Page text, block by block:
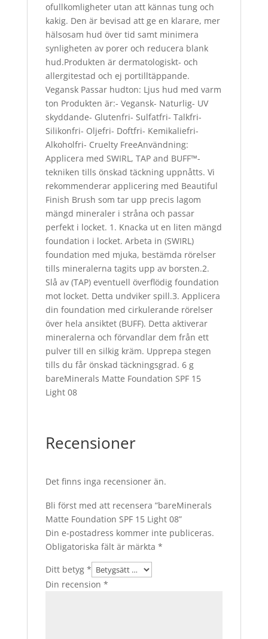
ofullkomligheter utan att kännas tung och
kakig. Den är bevisad att ge en klarare, mer
hälsosam hud över tid samt minimera
synligheten av porer och reducera blank
hud.Produkten är dermatologiskt- och
allergitestad och ej portilltäppande.
Vegansk Passar hudton: Ljus hud med varm
ton Produkten är:- Vegansk- Naturlig- UV
skyddande- Glutenfri- Sulfatfri- Talkfri-
Silikonfri- Oljefri- Doftfri- Kemikaliefri-
Alkoholfri- Cruelty FreeAnvändning:
Applicera med SWIRL, TAP and BUFF™-
tekniken tills önskad täckning uppnåtts. Vi
rekommenderar applicering med Beautiful
Finish Brush som tar upp precis lagom
mängd mineraler i stråna och passar
perfekt i locket. 1. Knacka ut en liten mängd
foundation i locket. Arbeta in (SWIRL)
foundation med mjuka, bestämda rörelser
tills mineralerna tagits upp av borsten.2.
Slå av (TAP) eventuell överflödig foundation
mot locket. Detta undviker spill.3. Applicera
din foundation med cirkulerande rörelser
över hela ansiktet (BUFF). Detta aktiverar
mineralerna och förvandlar dem från ett
pulver till en silkig kräm. Upprepa stegen
tills du får önskad täckningsgrad. 6 g
bareMinerals Matte Foundation SPF 15
Light 08
Recensioner
Det finns inga recensioner än.
Bli först med att recensera ”bareMinerals
Matte Foundation SPF 15 Light 08”
Din e-postadress kommer inte publiceras.
Obligatoriska fält är märkta *
Ditt betyg *
Din recension *